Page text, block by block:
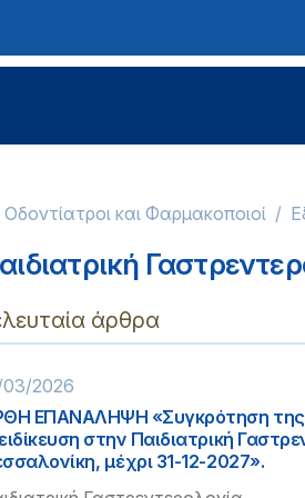
Οδοντίατροι και Φαρμακοποιοί
άρθρα
03/2026
ΕΠΑΝΑΛΗΨΗ «Συγκρότηση της
στην Παιδιατρική
μέχρι 31-12-2027».